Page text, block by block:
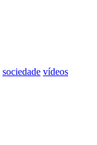
sociedade vídeos